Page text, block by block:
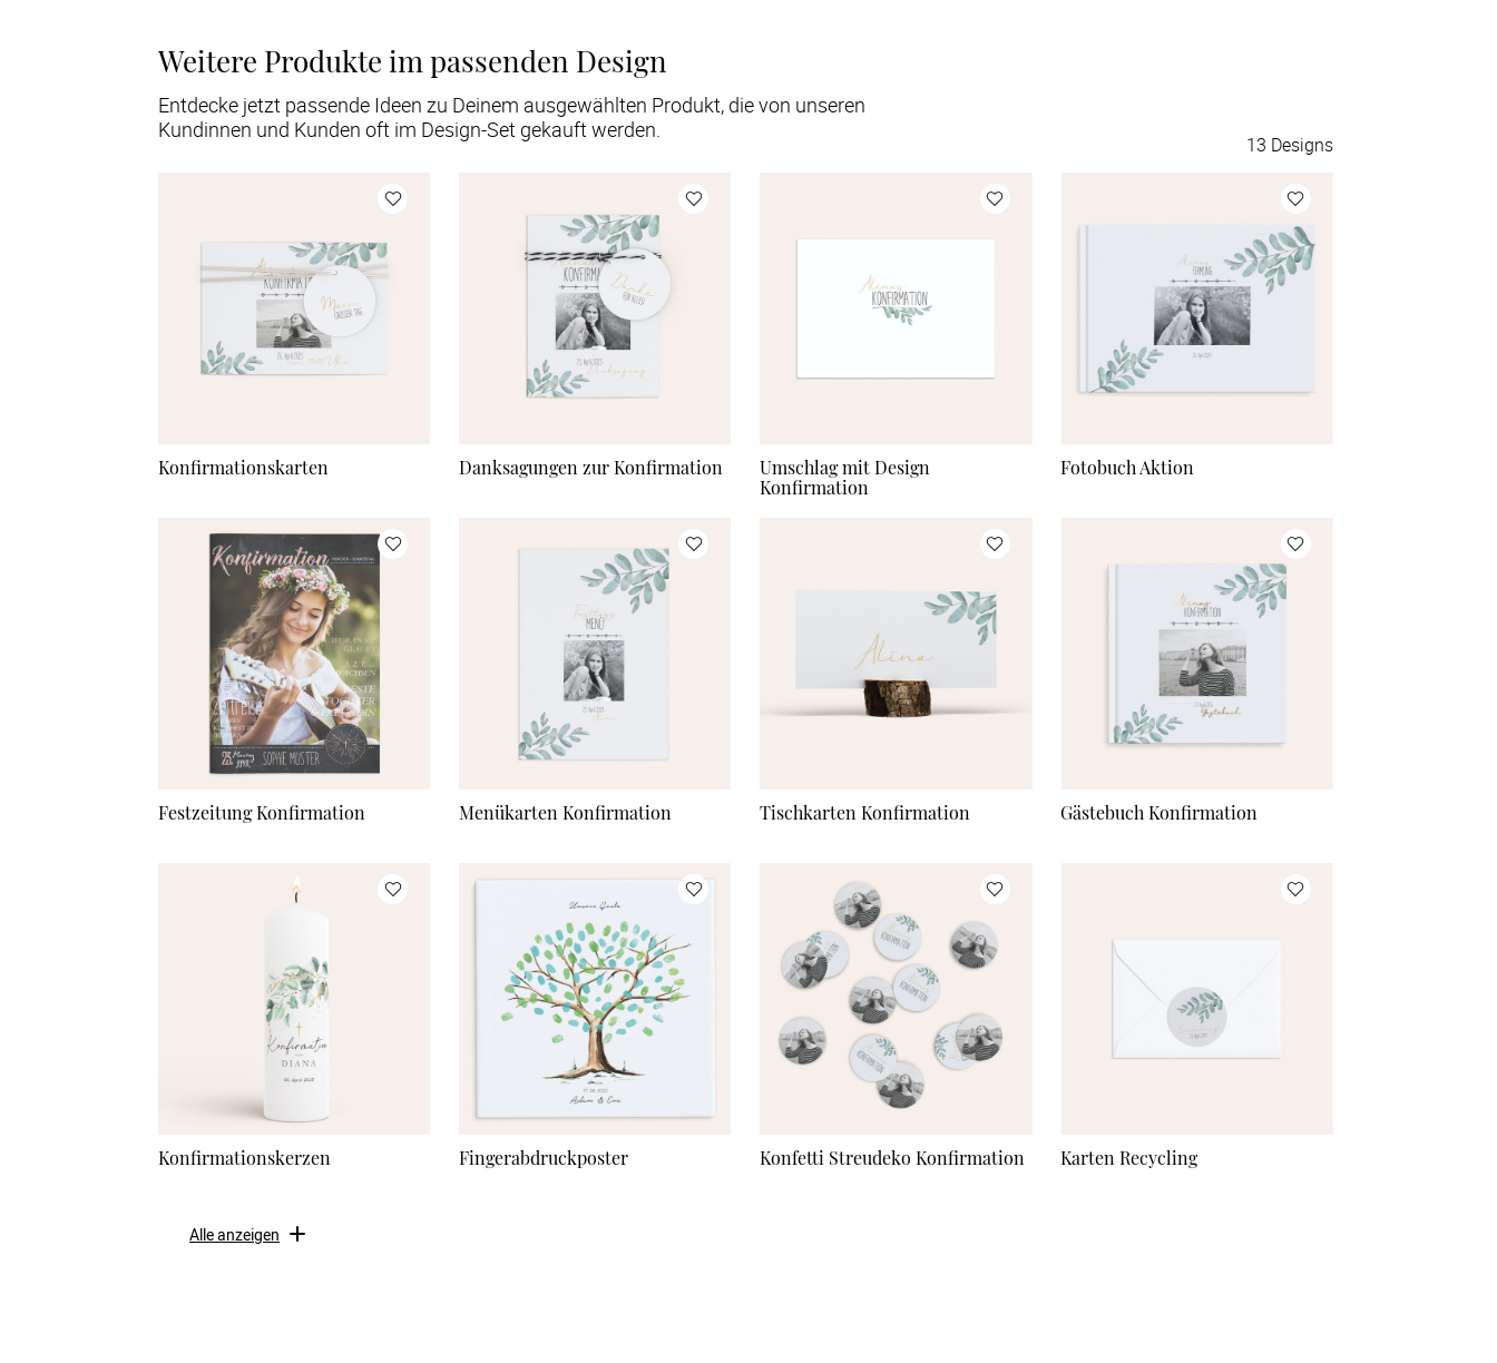
Weitere Produkte im passenden Design
Entdecke jetzt passende Ideen zu Deinem ausgewählten Produkt, die von unseren
Kundinnen und Kunden oft im Design-Set gekauft werden.
13 Designs
Konfirmationskarten Danksagungen zur Konfirmation
Umschlag mit Design
Konfirmation
Fotobuch Aktion
Festzeitung Konfirmation Menükarten Konfirmation Tischkarten Konfirmation Gästebuch Konfirmation
Konfirmationskerzen Fingerabdruckposter Konfetti Streudeko Konfirmation Karten Recycling
Alle anzeigen